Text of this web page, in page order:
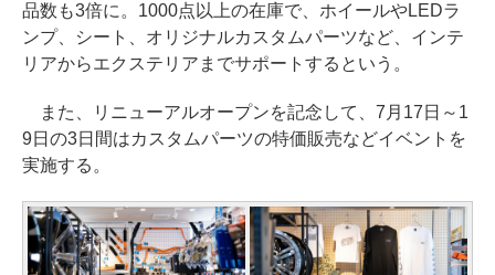
品数も3倍に。1000点以上の在庫で、ホイールやLEDラ
ンプ、シート、オリジナルカスタムパーツなど、インテ
リアからエクステリアまでサポートするという。
また、リニューアルオープンを記念して、7月17日～1
9日の3日間はカスタムパーツの特価販売などイベントを
実施する。